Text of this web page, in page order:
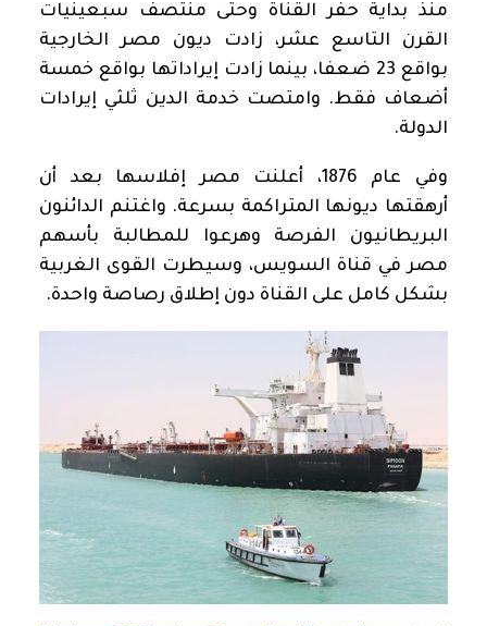
منذ بداية حفر القناة وحتى منتصف سبعينيات
القرن التاسع عشر، زادت ديون مصر الخارجية
بواقع 23 ضعفا، بينما زادت إيراداتها بواقع خمسة
أضعاف فقط. وامتصت خدمة الدين ثلثي إيرادات
الدولة.
وفي عام 1876، أعلنت مصر إفلاسها بعد أن
أرهقتها ديونها المتراكمة بسرعة. واغتنم الدائنون
البريطانيون الفرصة وهرعوا للمطالبة بأسهم
مصر في قناة السويس، وسيطرت القوى الغربية
بشكل كامل على القناة دون إطلاق رصاصة واحدة.